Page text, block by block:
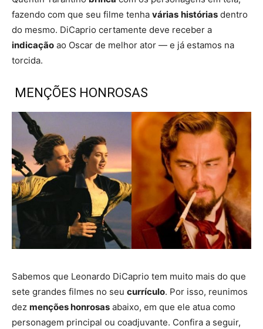
fazendo com que seu filme tenha várias histórias dentro
do mesmo. DiCaprio certamente deve receber a
indicação ao Oscar de melhor ator — e já estamos na
torcida.
MENÇÕES HONROSAS
Sabemos que Leonardo DiCaprio tem muito mais do que
sete grandes filmes no seu currículo. Por isso, reunimos
dez menções honrosas abaixo, em que ele atua como
personagem principal ou coadjuvante. Confira a seguir,